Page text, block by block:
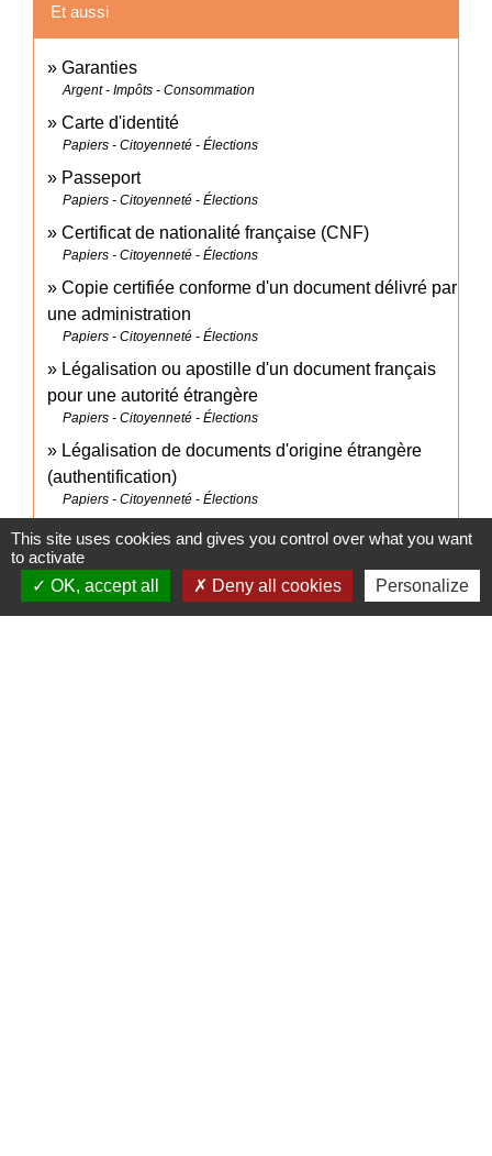
Et aussi
Garanties
Argent - Impôts - Consommation
Carte d'identité
Papiers - Citoyenneté - Élections
Passeport
Papiers - Citoyenneté - Élections
Certificat de nationalité française (CNF)
Papiers - Citoyenneté - Élections
Copie certifiée conforme d'un document délivré par
une administration
Papiers - Citoyenneté - Élections
Légalisation ou apostille d'un document français
pour une autorité étrangère
Papiers - Citoyenneté - Élections
Légalisation de documents d'origine étrangère
(authentification)
Papiers - Citoyenneté - Élections
Légalisation de signature
Papiers - Citoyenneté - Élections
Perte de sa carte de séjour par l'Européen ou un
membre de sa famille
This site uses cookies and gives you control over what you want
to activate
OK, accept all
Deny all cookies Personalize